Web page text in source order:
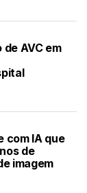
AVC em
com IA que
de
imagem